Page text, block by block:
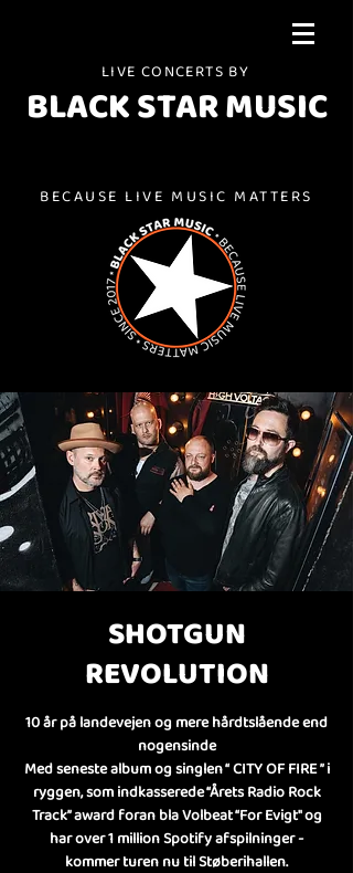
LIVE CONCERTS BY
BLACK STAR MUSIC
BECAUSE LIVE MUSIC MATTERS
SHOTGUN
REVOLUTION
10 år på landevejen og mere hårdtslående end
nogensinde
Med seneste album og singlen “ CITY OF FIRE ” i
ryggen, som indkasserede “Årets Radio Rock
Track” award foran bla Volbeat “For Evigt" og
har over 1 million Spotify afspilninger -
kommer turen nu til Støberihallen.